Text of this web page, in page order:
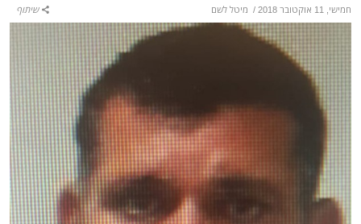
חמישי, 11 אוקטובר 2018 / מיטל לשם שיתוף